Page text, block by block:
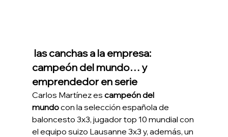
campeón del mundo… y
emprendedor en serie
Carlos Martínez es campeón del
mundo con la selección española de
baloncesto 3x3, jugador top 10 mundial con
el equipo suizo Lausanne 3x3 y, además, un